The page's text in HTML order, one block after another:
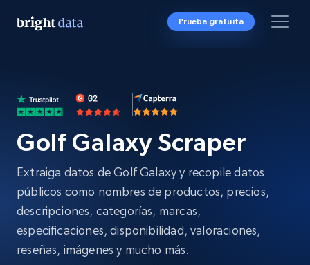
Prueba gratuita
Golf Galaxy Scraper
Extraiga datos de Golf Galaxy y recopile datos
públicos como nombres de productos, precios,
descripciones, categorías, marcas,
especificaciones, disponibilidad, valoraciones,
reseñas, imágenes y mucho más.